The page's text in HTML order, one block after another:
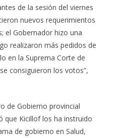
de la sesión del viernes
nuevos requerimientos
el Gobernador hizo una
realizaron más pedidos de
en la Suprema Corte de
consiguieron los votos”,
de Gobierno provincial
que Kicillof los ha instruido
de gobierno en Salud,